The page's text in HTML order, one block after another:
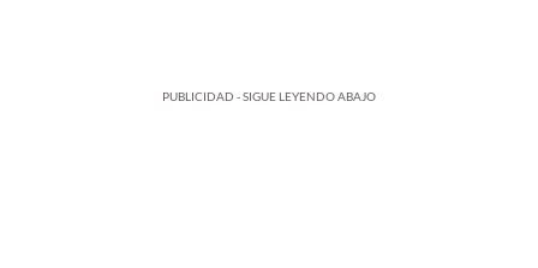
PUBLICIDAD - SIGUE LEYENDO ABAJO